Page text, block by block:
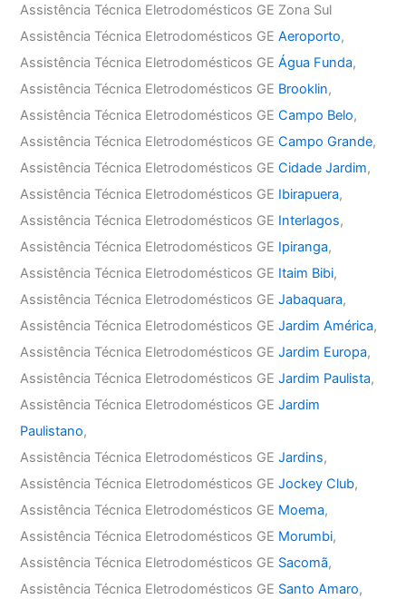
Assistência Técnica Eletrodomésticos GE Zona Sul
Assistência Técnica Eletrodomésticos GEAeroporto,
Assistência Técnica Eletrodomésticos GEÁgua Funda,
Assistência Técnica Eletrodomésticos GE Brooklin,
Assistência Técnica Eletrodomésticos GECampo Belo,
Assistência Técnica Eletrodomésticos GECampo Grande,
Assistência Técnica Eletrodomésticos GECidade Jardim,
Assistência Técnica Eletrodomésticos GE Ibirapuera,
Assistência Técnica Eletrodomésticos GE Interlagos,
Assistência Técnica Eletrodomésticos GE Ipiranga,
Assistência Técnica Eletrodomésticos GE Itaim Bibi,
Assistência Técnica Eletrodomésticos GEJabaquara,
Assistência Técnica Eletrodomésticos GEJardim América,
Assistência Técnica Eletrodomésticos GEJardim Europa,
Assistência Técnica Eletrodomésticos GEJardim Paulista,
Assistência Técnica Eletrodomésticos GEJardim
Paulistano,
Assistência Técnica Eletrodomésticos GEJardins,
Assistência Técnica Eletrodomésticos GEJockey Club,
Assistência Técnica Eletrodomésticos GE Moema,
Assistência Técnica Eletrodomésticos GE Morumbi,
Assistência Técnica Eletrodomésticos GE Sacomã,
Assistência Técnica Eletrodomésticos GE Santo Amaro,